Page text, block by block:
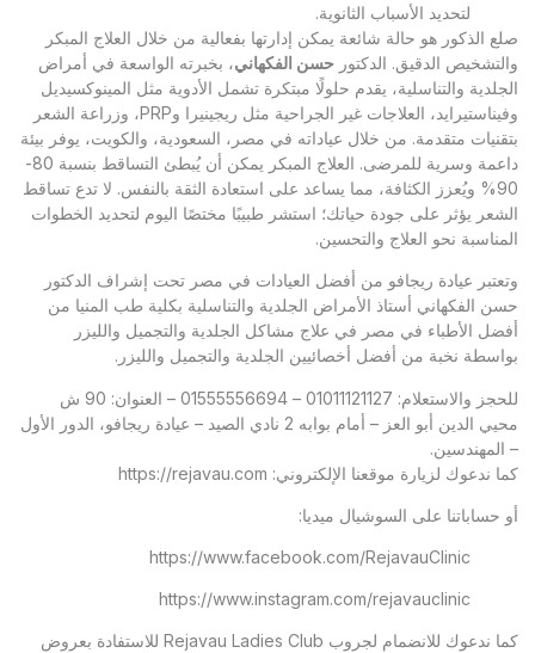
لتحديد الأسباب الثانوية.
صلع الذكور هو حالة شائعة يمكن إدارتها بفعالية من خلال العلاج المبكر
والتشخيص الدقيق. الدكتور حسن الفكهاني، بخبرته الواسعة في أمراض
الجلدية والتناسلية، يقدم حلولًا مبتكرة تشمل الأدوية مثل المينوكسيديل
وفيناستيرايد، العلاجات غير الجراحية مثل ريجينيرا وPRP، وزراعة الشعر
بتقنيات متقدمة. من خلال عياداته في مصر، السعودية، والكويت، يوفر بيئة
داعمة وسرية للمرضى. العلاج المبكر يمكن أن يُبطئ التساقط بنسبة 80-
90% ويُعزز الكثافة، مما يساعد على استعادة الثقة بالنفس. لا تدع تساقط
الشعر يؤثر على جودة حياتك؛ استشر طبيبًا مختصًا اليوم لتحديد الخطوات
المناسبة نحو العلاج والتحسين.
وتعتبر عيادة ريجافو من أفضل العيادات في مصر تحت إشراف الدكتور
حسن الفكهاني أستاذ الأمراض الجلدية والتناسلية بكلية طب المنيا من
أفضل الأطباء في مصر في علاج مشاكل الجلدية والتجميل والليزر
بواسطة نخبة من أفضل أخصائيين الجلدية والتجميل والليزر.
للحجز والاستعلام: 01011121127 – 01555556694 – العنوان: 90 ش
محيي الدين أبو العز – أمام بوابه 2 نادي الصيد – عيادة ريجافو، الدور الأول
– المهندسين.
كما ندعوك لزيارة موقعنا الإلكتروني: https://rejavau.com
أو حساباتنا على السوشيال ميديا:
https://www.facebook.com/RejavauClinic
https://www.instagram.com/rejavauclinic
كما ندعوك للانضمام لجروب Rejavau Ladies Club للاستفادة بعروض